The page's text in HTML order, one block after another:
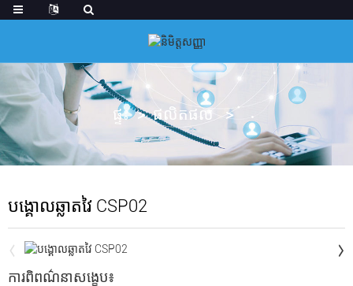
ផ្ទះ ផលិតផល
បង្គោលឆ្លាតវៃ CSP02
ការពិពណ៌នាសង្ខេប៖